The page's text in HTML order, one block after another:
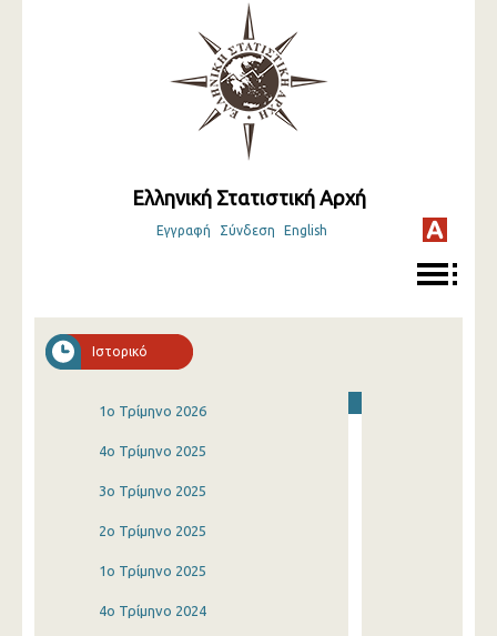
Ελληνική Στατιστική Αρχή
Εγγραφή Σύνδεση English
Ιστορικό
1o Τρίμηνο 2026
4o Τρίμηνο 2025
3o Τρίμηνο 2025
2o Τρίμηνο 2025
1o Τρίμηνο 2025
4o Τρίμηνο 2024